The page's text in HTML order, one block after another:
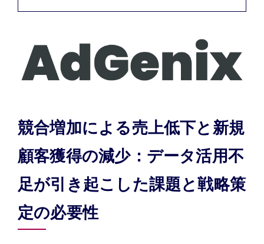
競合増加による売上低下と新規
顧客獲得の減少：データ活用不
足が引き起こした課題と戦略策
定の必要性